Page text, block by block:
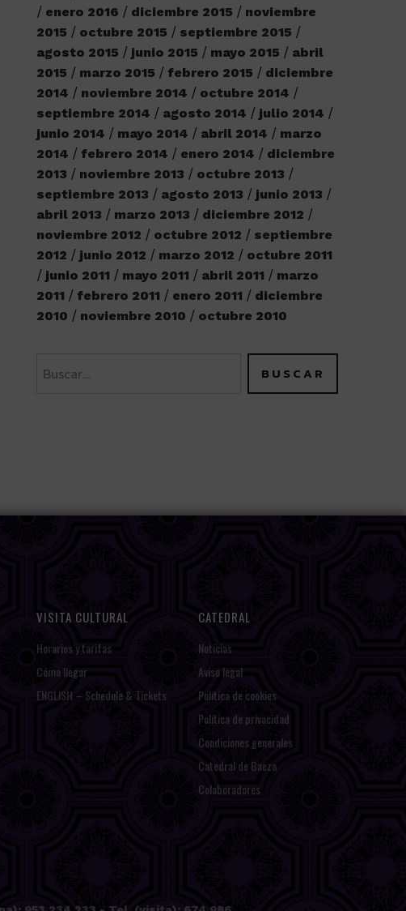
enero 2016
diciembre 2015
noviembre
2015
octubre 2015
septiembre 2015
agosto 2015
junio 2015 mayo 2015
abril
2015
marzo 2015 febrero 2015
diciembre
2014
noviembre 2014
octubre 2014
septiembre 2014
agosto 2014
julio 2014
junio 2014
mayo 2014 abril 2014
marzo
2014
febrero 2014 enero 2014
diciembre
2013
noviembre 2013
octubre 2013
septiembre 2013
agosto 2013
junio 2013
abril 2013
marzo 2013
diciembre 2012
noviembre 2012
octubre 2012
septiembre
2012
junio 2012 marzo 2012
octubre 2011
junio 2011
mayo 2011 abril 2011
marzo
2011
febrero 2011 enero 2011
diciembre
2010
noviembre 2010 octubre 2010
VISITA CULTURAL
Horarios y tarifas
Cómo llegar
ENGLISH – Schedule & Tickets
CATEDRAL
Noticias
Aviso legal
Política de cookies
Política de privacidad
Condiciones generales
Catedral de Baeza
Colaboradores